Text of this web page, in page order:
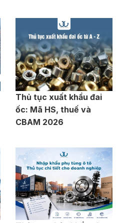
Thủ tục xuất khẩu đai
ốc: Mã HS, thuế và
CBAM 2026